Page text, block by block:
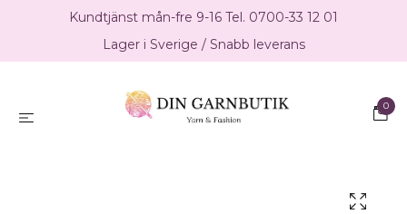
Kundtjänst mån-fre 9-16 Tel. 0700-33 12 01
Lager i Sverige / Snabb leverans
0